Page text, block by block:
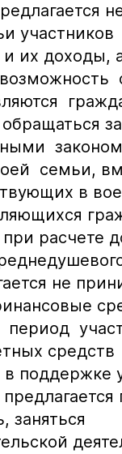
участников
их доходы,
семьи,
в
расчете
не
период
средств
поддержке
заняться